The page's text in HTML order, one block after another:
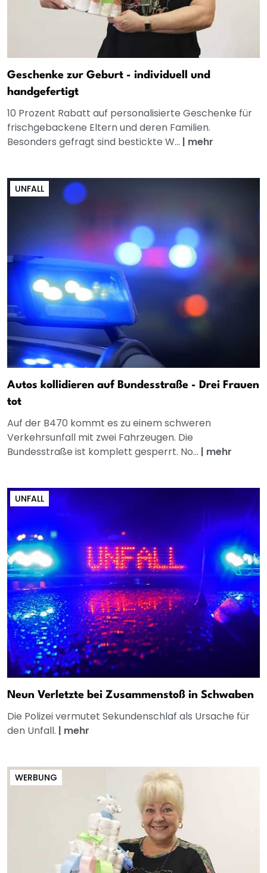
Geschenke zur Geburt - individuell und
handgefertigt
10 Prozent Rabatt auf personalisierte Geschenke für
frischgebackene Eltern und deren Familien.
Besonders gefragt sind bestickte W... | mehr
UNFALL
Autos kollidieren auf Bundesstraße - Drei Frauen
tot
Auf der B470 kommt es zu einem schweren
Verkehrsunfall mit zwei Fahrzeugen. Die
Bundesstraße ist komplett gesperrt. No... | mehr
UNFALL
Neun Verletzte bei Zusammenstoß in Schwaben
Die Polizei vermutet Sekundenschlaf als Ursache für
den Unfall. | mehr
WERBUNG